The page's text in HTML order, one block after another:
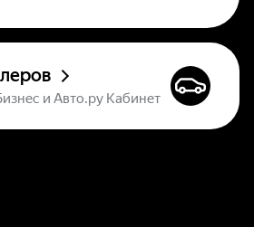
и Авто.ру Кабинет